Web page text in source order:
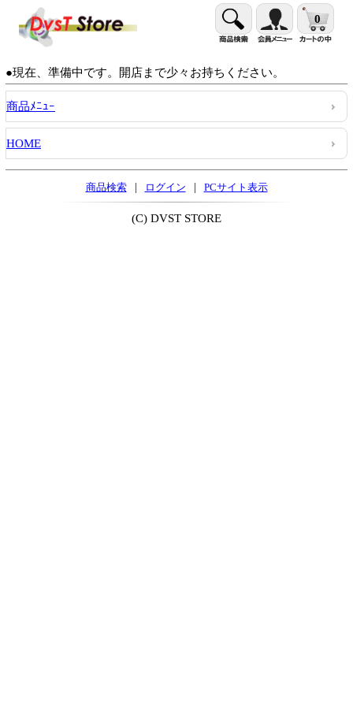
0
●現在、準備中です。開店まで少々お持ちください。
商品ﾒﾆｭｰ
HOME
商品検索 | ログイン | PCサイト表示
(C) DVST STORE